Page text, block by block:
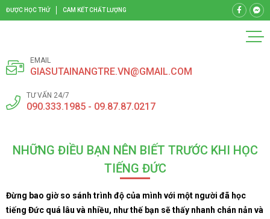
ĐƯỢC HỌC THỬ CAM KẾT CHẤT LƯỢNG
EMAIL
GIASUTAINANGTRE.VN@GMAIL.COM
TƯ VẤN 24/7
090.333.1985 - 09.87.87.0217
NHỮNG ĐIỀU BẠN NÊN BIẾT TRƯỚC KHI HỌC
TIẾNG ĐỨC
Đừng bao giờ so sánh trình độ của mình với một người đã học
tiếng Đức quá lâu và nhiều, như thế bạn sẽ thấy nhanh chán nản và